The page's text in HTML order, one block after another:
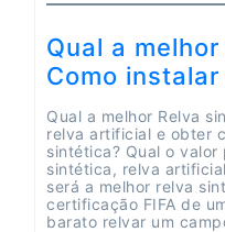
Qual a
Como
Qual a melhor Relva
relva artificial e obter
sintética? Qual o valor
sintética, relva
será a melhor relva
certificação FIFA de
barato relvar um